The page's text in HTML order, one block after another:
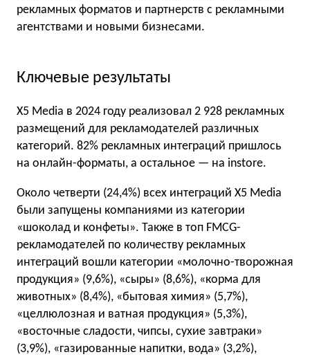
рекламных форматов и партнерств с рекламными
агентствами и новыми бизнесами.
Ключевые результаты
Х5 Media в 2024 году реализовал 2 928 рекламных
размещений для рекламодателей различных
категорий. 82% рекламных интеграций пришлось
на онлайн-форматы, а остальное — на instore.
Около четверти (24,4%) всех интеграций Х5 Media
были запущены компаниями из категории
«шоколад и конфеты». Также в топ FMCG-
рекламодателей по количеству рекламных
интеграций вошли категории «молочно-творожная
продукция» (9,6%), «сыры» (8,6%), «корма для
животных» (8,4%), «бытовая химия» (5,7%),
«целлюлозная и ватная продукция» (5,3%),
«восточные сладости, чипсы, сухие завтраки»
(3,9%), «газированные напитки, вода» (3,2%),